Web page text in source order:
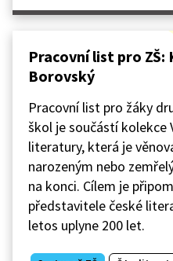
Pracovní list pro ZŠ:
Borovský
Pracovní list pro žáky
škol je součástí kolekce
literatury, která je
narozeným nebo
na konci. Cílem je
představitele české
letos uplyne 200 let.